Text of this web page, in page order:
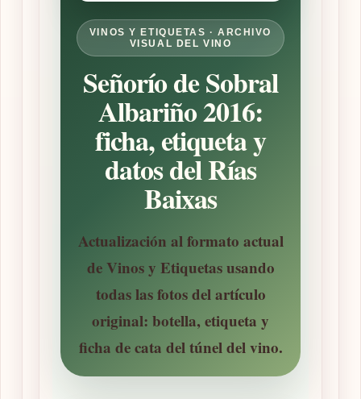
VINOS Y ETIQUETAS · ARCHIVO
VISUAL DEL VINO
Señorío de Sobral
Albariño 2016:
ficha, etiqueta y
datos del Rías
Baixas
Actualización al formato actual
de Vinos y Etiquetas usando
todas las fotos del artículo
original: botella, etiqueta y
ficha de cata del túnel del vino.